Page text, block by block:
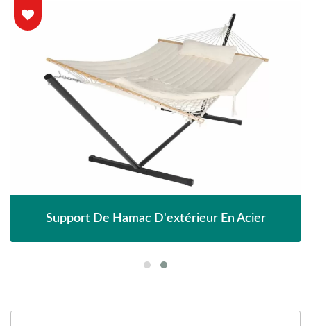
Support De Hamac D'extérieur En Acier